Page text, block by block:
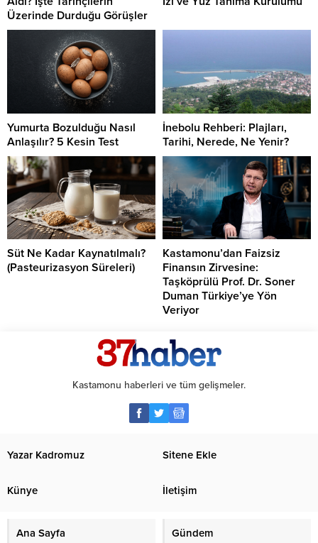
Üzerinde Durduğu Görüşler
Yumurta Bozulduğu Nasıl
Anlaşılır? 5 Kesin Test
İnebolu Rehberi: Plajları,
Tarihi, Nerede, Ne Yenir?
Süt Ne Kadar Kaynatılmalı?
(Pasteurizasyon Süreleri)
Kastamonu’dan Faizsiz
Finansın Zirvesine:
Taşköprülü Prof. Dr. Soner
Duman Türkiye’ye Yön
Veriyor
Kastamonu haberleri ve tüm gelişmeler.
Yazar Kadromuz Sitene Ekle
Künye İletişim
Ana Sayfa Gündem